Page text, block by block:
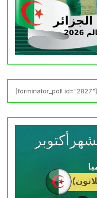
[forminator_poll id="2827"]